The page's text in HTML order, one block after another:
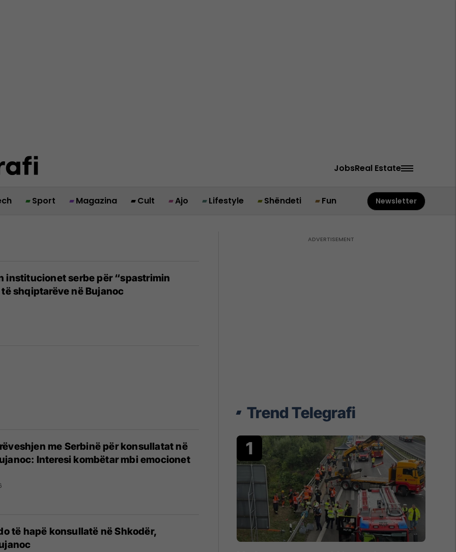
JobsReal Estate
Sport Magazina Cult Ajo Lifestyle Shëndeti Fun Newsletter
institucionet serbe për “spastrimin
shqiptarëve në Bujanoc
me Serbinë për konsullatat në
Interesi kombëtar mbi emocionet
të hapë konsullatë në Shkodër,
Trend Telegrafi